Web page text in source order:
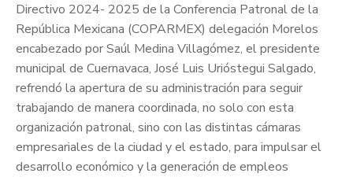
Directivo 2024- 2025 de la Conferencia Patronal de la
República Mexicana (COPARMEX) delegación Morelos
encabezado por Saúl Medina Villagómez, el presidente
municipal de Cuernavaca, José Luis Urióstegui Salgado,
refrendó la apertura de su administración para seguir
trabajando de manera coordinada, no solo con esta
organización patronal, sino con las distintas cámaras
empresariales de la ciudad y el estado, para impulsar el
desarrollo económico y la generación de empleos